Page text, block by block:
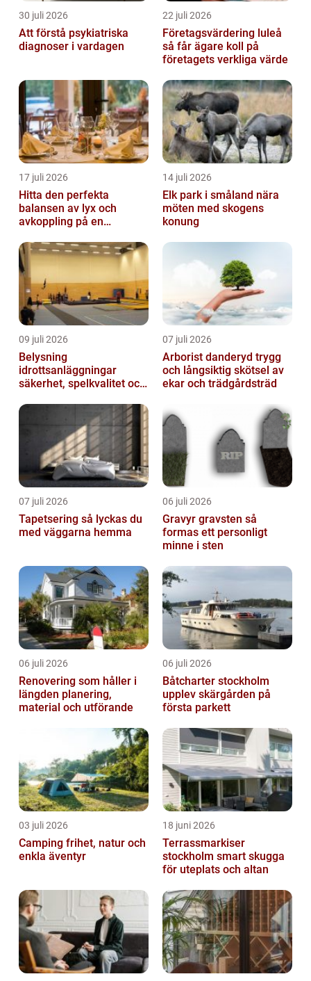
30 juli 2026
Att förstå psykiatriska
diagnoser i vardagen
22 juli 2026
Företagsvärdering luleå
så får ägare koll på
företagets verkliga värde
17 juli 2026
Hitta den perfekta
balansen av lyx och
avkoppling på en
Östermalm
14 juli 2026
Elk park i småland nära
möten med skogens
konung
09 juli 2026
Belysning
idrottsanläggningar
säkerhet, spelkvalitet och
07 juli 2026
Arborist danderyd trygg
och långsiktig skötsel av
ekar och trädgårdsträd
07 juli 2026
Tapetsering så lyckas du
med väggarna hemma
06 juli 2026
Gravyr gravsten så
formas ett personligt
minne i sten
06 juli 2026
Renovering som håller i
längden planering,
material och utförande
06 juli 2026
Båtcharter stockholm
upplev skärgården på
första parkett
03 juli 2026
Camping frihet, natur och
enkla äventyr
18 juni 2026
Terrassmarkiser
stockholm smart skugga
för uteplats och altan